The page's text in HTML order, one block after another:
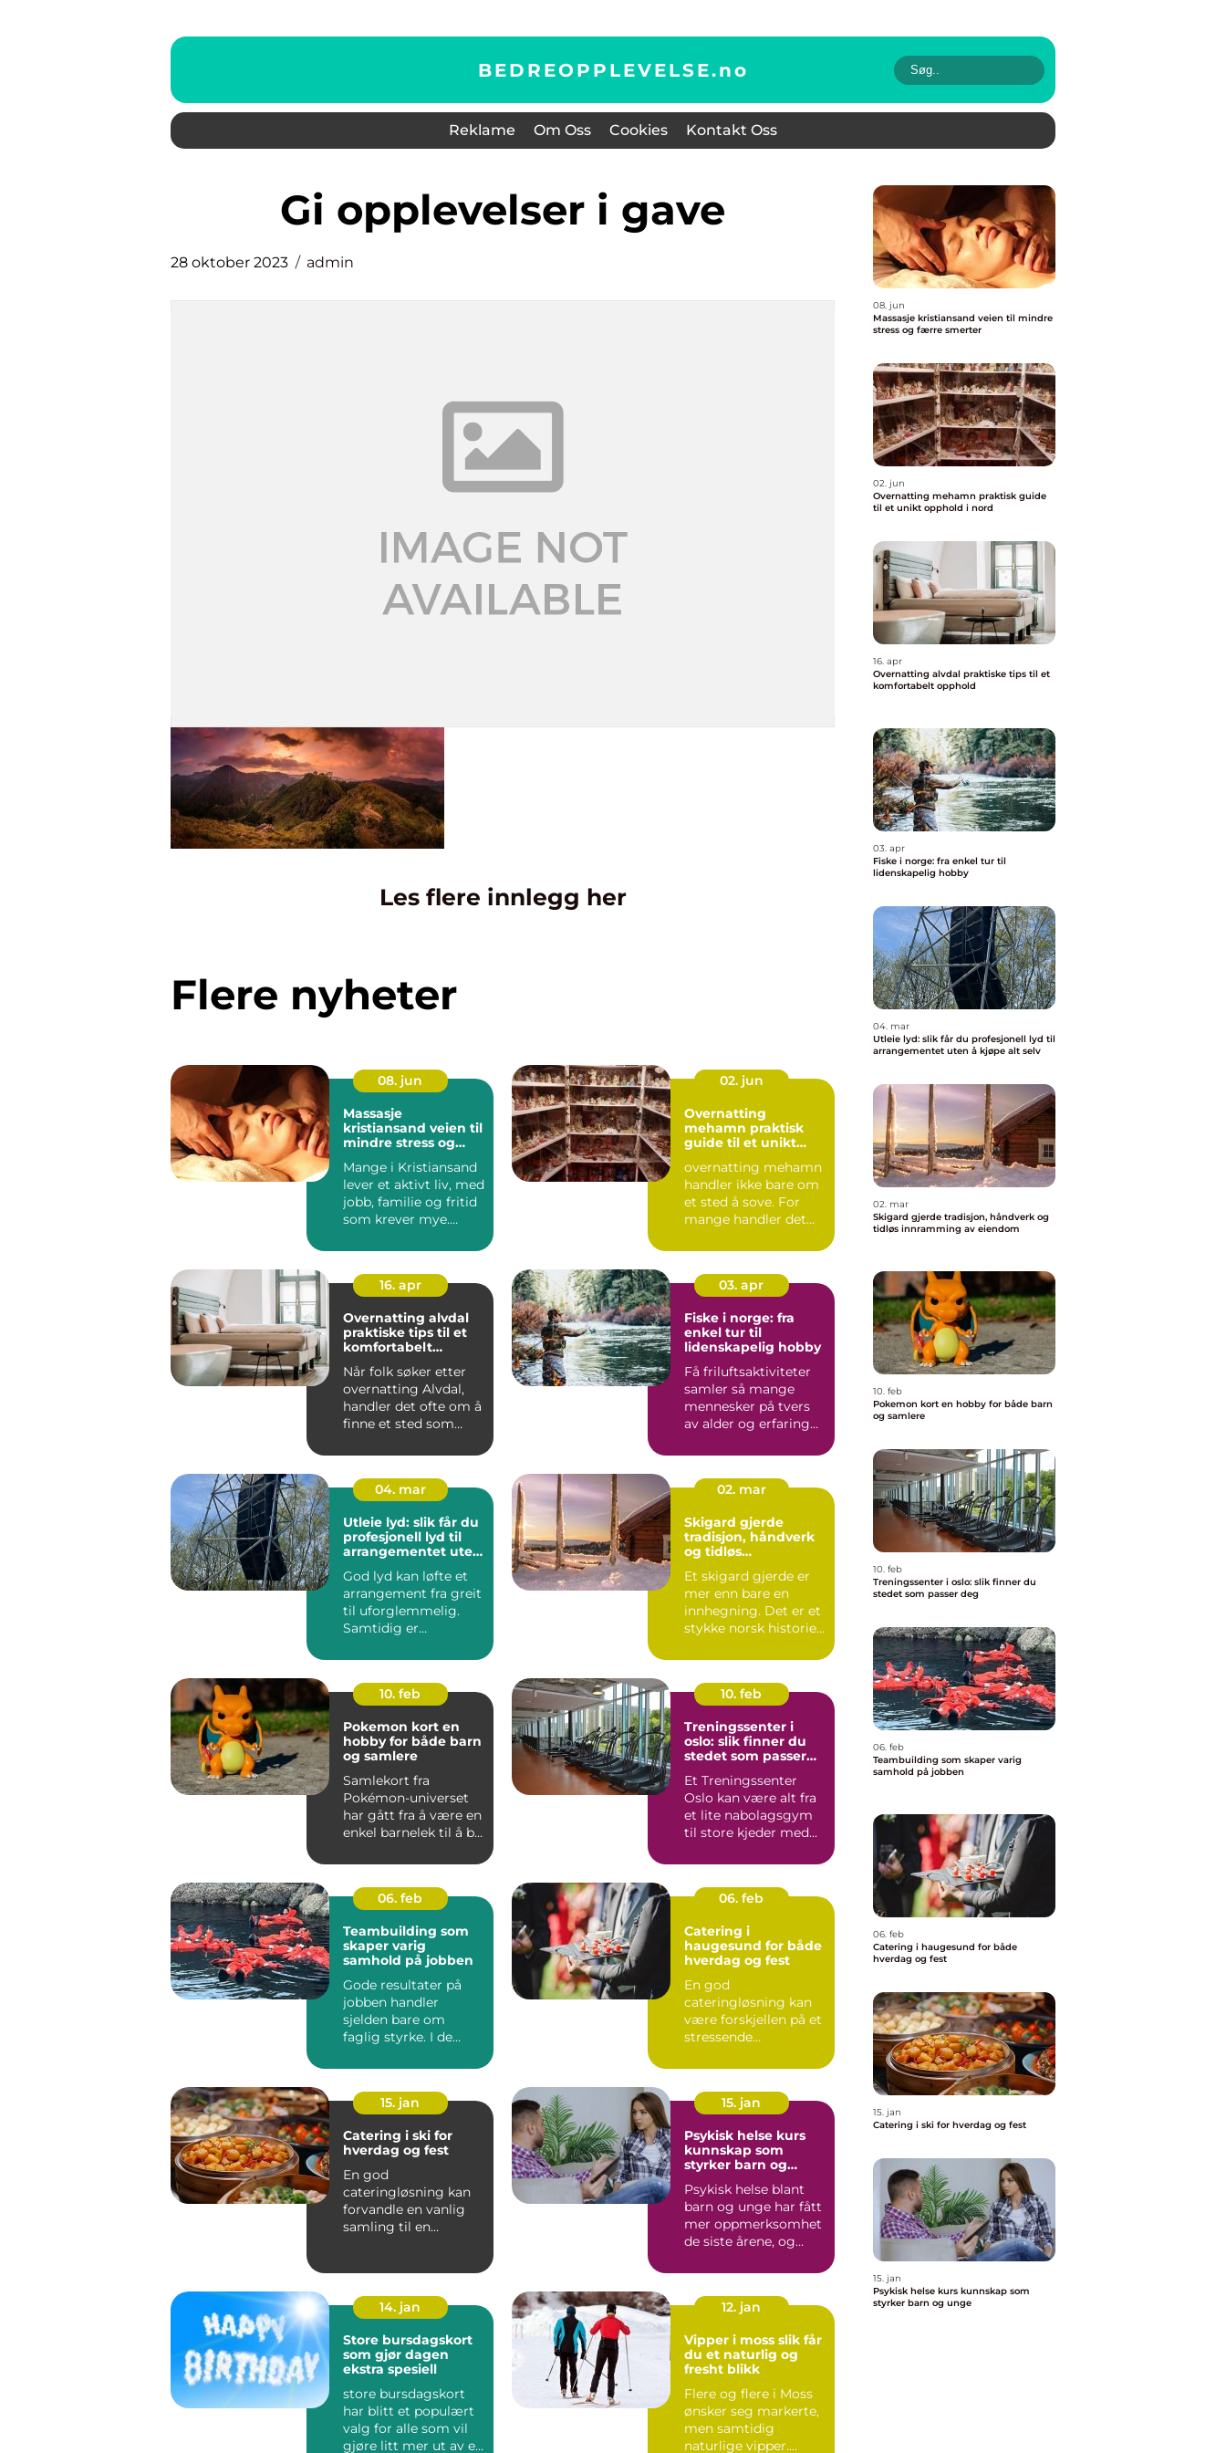
BEDREOPPLEVELSE.no
Reklame Om Oss Cookies Kontakt Oss
gi opplevelser i gave
28 oktober 2023 admin
Les flere innlegg her
Flere nyheter
08. jun
Massasje
kristiansand veien til
mindre stress og
Mange i Kristiansand
lever et aktivt liv, med
jobb, familie og fritid
som krever mye.
02. jun
Overnatting
mehamn praktisk
guide til et unikt
overnatting mehamn
handler ikke bare om
et sted å sove. For
mange handler det
s...
16. apr
Overnatting alvdal
praktiske tips til et
komfortabelt
Når folk søker etter
overnatting Alvdal,
handler det ofte om å
finne et sted som
03. apr
Fiske i norge: fra
enkel tur til
lidenskapelig hobby
Få friluftsaktiviteter
samler så mange
mennesker på tvers
av alder og erfaring
star...
04. mar
Utleie lyd: slik får du
profesjonell lyd til
arrangementet uten
God lyd kan løfte et
arrangement fra greit
til uforglemmelig.
Samtidig er
dyr...
02. mar
Skigard gjerde
tradisjon, håndverk
og tidløs
eiendom
Et skigard gjerde er
mer enn bare en
innhegning. Det er et
stykke norsk historie
10. feb
Pokemon kort en
hobby for både barn
og samlere
Samlekort fra
Pokémon-universet
har gått fra å være en
enkel barnelek til å bli
10. feb
Treningssenter i
oslo: slik finner du
stedet som passer
Et Treningssenter
Oslo kan være alt fra
et lite nabolagsgym
til store kjeder med
M...
06. feb
Teambuilding som
skaper varig
samhold på jobben
Gode resultater på
jobben handler
sjelden bare om
faglig styrke. I de
relasjo...
06. feb
Catering i
haugesund for både
hverdag og fest
En god
cateringløsning kan
være forskjellen på et
stressende
rolig, hyggelig opple...
15. jan
Catering i ski for
hverdag og fest
En god
cateringløsning kan
forvandle en vanlig
samling til en
15. jan
Psykisk helse kurs
kunnskap som
styrker barn og
Psykisk helse blant
barn og unge har fått
mer oppmerksomhet
de siste årene, og
...
14. jan
Store bursdagskort
som gjør dagen
ekstra spesiell
store bursdagskort
har blitt et populært
valg for alle som vil
gjøre litt mer ut av en
12. jan
Vipper i moss slik får
du et naturlig og
fresht blikk
Flere og flere i Moss
ønsker seg markerte,
men samtidig
naturlige vipper.
08. jun
Massasje kristiansand veien til mindre
stress og færre smerter
02. jun
Overnatting mehamn praktisk guide
til et unikt opphold i nord
16. apr
Overnatting alvdal praktiske tips til et
komfortabelt opphold
03. apr
Fiske i norge: fra enkel tur til
lidenskapelig hobby
04. mar
Utleie lyd: slik får du profesjonell lyd til
arrangementet uten å kjøpe alt selv
02. mar
Skigard gjerde tradisjon, håndverk og
tidløs innramming av eiendom
10. feb
Pokemon kort en hobby for både barn
og samlere
10. feb
Treningssenter i oslo: slik finner du
stedet som passer deg
06. feb
Teambuilding som skaper varig
samhold på jobben
06. feb
Catering i haugesund for både
hverdag og fest
15. jan
Catering i ski for hverdag og fest
15. jan
Psykisk helse kurs kunnskap som
styrker barn og unge